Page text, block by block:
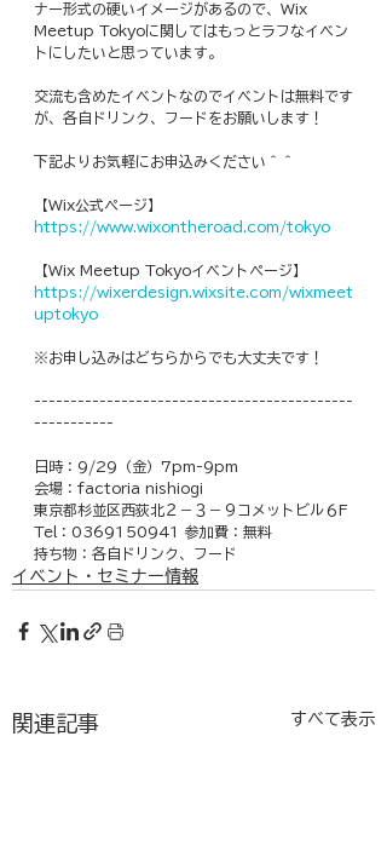
ナー形式の硬いイメージがあるので、Wix
Meetup Tokyoに関してはもっとラフなイベン
トにしたいと思っています。
交流も含めたイベントなのでイベントは無料です
が、各自ドリンク、フードをお願いします！
下記よりお気軽にお申込みください＾＾
【Wix公式ページ】
https://www.wixontheroad.com/tokyo
【Wix Meetup Tokyoイベントページ】
https://wixerdesign.wixsite.com/wixmeet
uptokyo
※お申し込みはどちらからでも大丈夫です！
--------------------------------------------
-----------
日時：9/29（金）7pm-9pm
会場：factoria nishiogi
東京都杉並区西荻北２−３−９コメットビル６F
Tel：0369150941 参加費：無料
持ち物：各自ドリンク、フード
イベント・セミナー情報
関連記事 すべて表示